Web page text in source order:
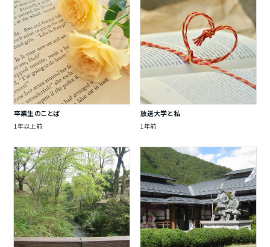
卒業生のことば
1年以上前
放送大学と私
1年前